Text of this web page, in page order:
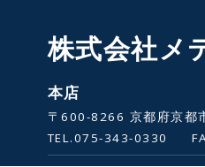
株式会社メ
本店
〒600-8266 京都府京都
TEL.075-343-0330